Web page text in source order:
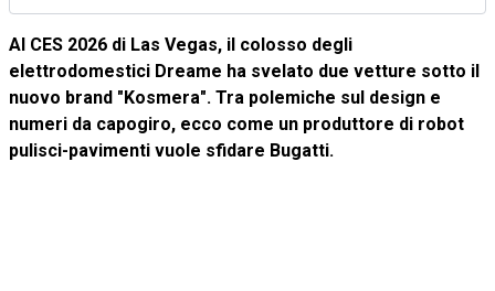
Al CES 2026 di Las Vegas, il colosso degli
elettrodomestici Dreame ha svelato due vetture sotto il
nuovo brand "Kosmera". Tra polemiche sul design e
numeri da capogiro, ecco come un produttore di robot
pulisci-pavimenti vuole sfidare Bugatti.